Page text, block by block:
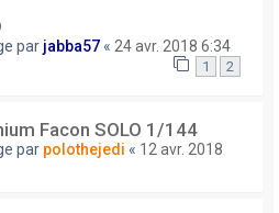
par jabba57 « 24 avr. 2018 6:34
1 2
Facon SOLO 1/144
par polothejedi « 12 avr. 2018